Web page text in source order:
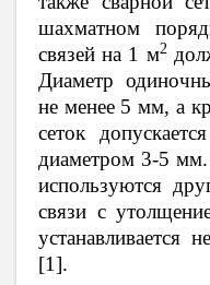
шахматном
связей на 1 м2
Диаметр
не менее 5 мм, а
сеток
диаметром 3-5 мм.
используются
связи с
устанавливается
[1].